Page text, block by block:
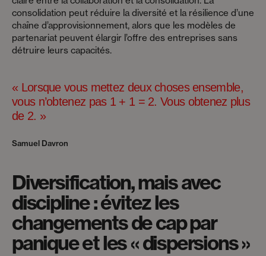
consolidation peut réduire la diversité et la résilience d’une
chaîne d’approvisionnement, alors que les modèles de
partenariat peuvent élargir l’offre des entreprises sans
détruire leurs capacités.
« Lorsque vous mettez deux choses ensemble,
vous n’obtenez pas 1 + 1 = 2. Vous obtenez plus
de 2. »
Samuel Davron
Diversification, mais avec
discipline : évitez les
changements de cap par
panique et les « dispersions »